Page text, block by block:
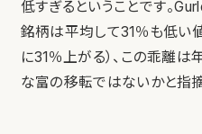
低すぎるということです。
銘柄は平均して31％も低い
に31％上がる）、この乖離
な富の移転ではないかと指